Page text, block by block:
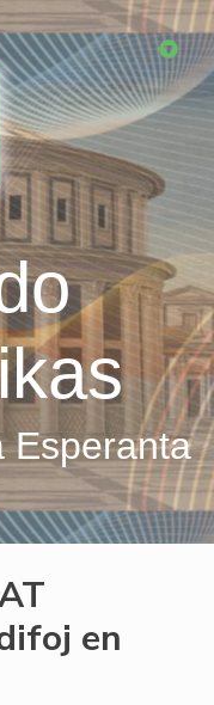
Esperanta
en